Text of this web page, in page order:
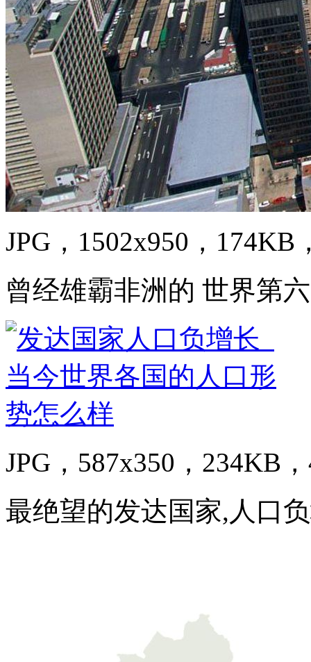
JPG，1502x950，174KB
曾经雄霸非洲的 世界第
JPG，587x350，234KB
最绝望的发达国家,人口